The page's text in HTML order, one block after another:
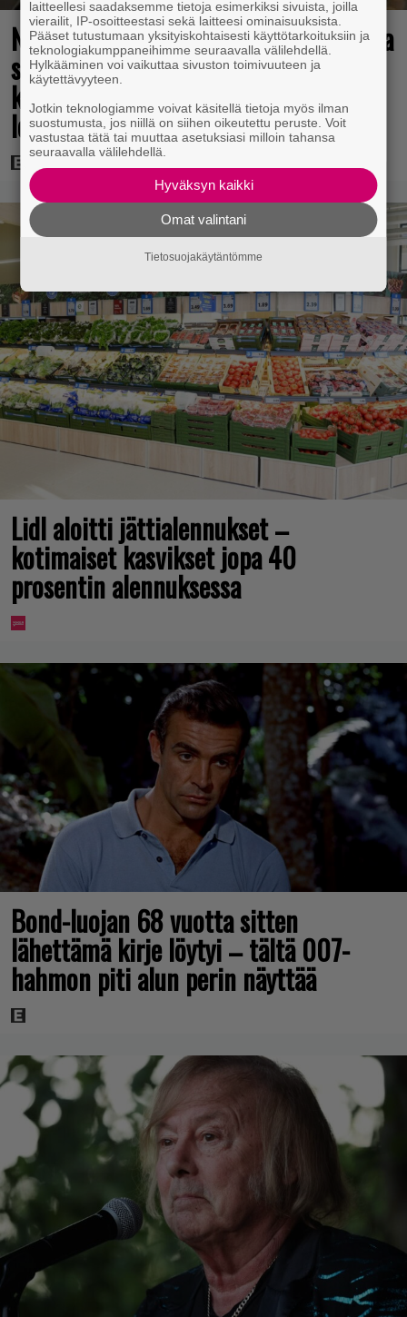
Nyt suoratoistona: Upea rikosleffa joka
sisälsi rajun kohtauksen – pään
katkaiseminen jätettiin
leikkauspöydälle
Lidl aloitti jättialennukset –
kotimaiset kasvikset jopa 40
prosentin alennuksessa
Bond-luojan 68 vuotta sitten
lähettämä kirje löytyi – tältä 007-
hahmon piti alun perin näyttää
laitteellesi saadaksemme tietoja esimerkiksi sivuista, joilla
vierailit, IP-osoitteestasi sekä laitteesi ominaisuuksista.
Pääset tutustumaan yksityiskohtaisesti käyttötarkoituksiin ja
teknologiakumppaneihimme seuraavalla välilehdellä.
Hylkääminen voi vaikuttaa sivuston toimivuuteen ja
käytettävyyteen.
Jotkin teknologiamme voivat käsitellä tietoja myös ilman
suostumusta, jos niillä on siihen oikeutettu peruste. Voit
vastustaa tätä tai muuttaa asetuksiasi milloin tahansa
seuraavalla välilehdellä.
Hyväksyn kaikki
Omat valintani
Tietosuojakäytäntömme